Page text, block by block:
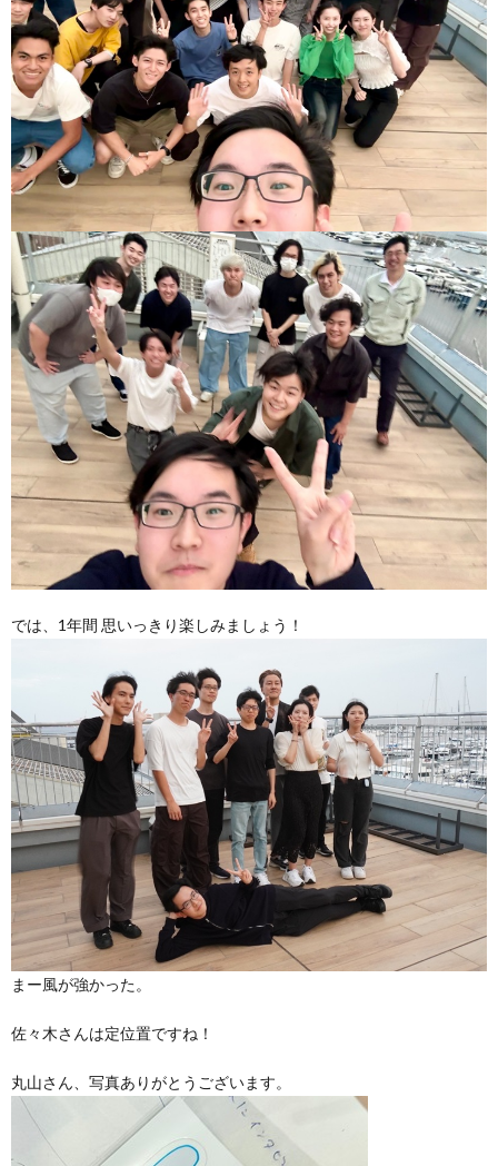
では、1年間 思いっきり楽しみましょう！
まー風が強かった。
佐々木さんは定位置ですね！
丸山さん、写真ありがとうございます。